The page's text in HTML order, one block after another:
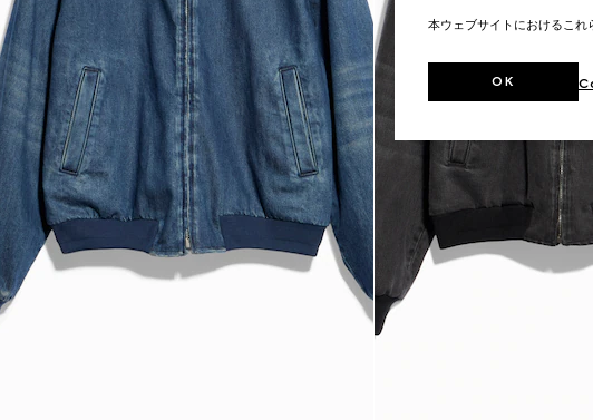
本ウェブサイトにおけるこ
OK